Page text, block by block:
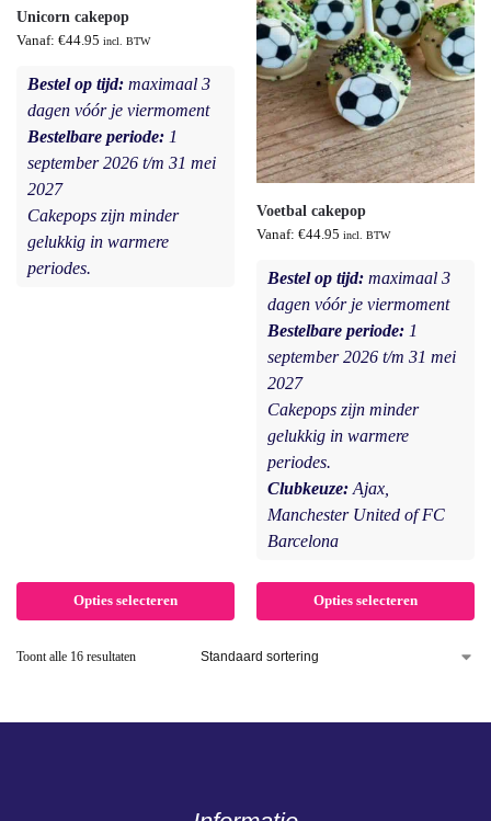
Unicorn cakepop
Vanaf: €44.95 incl. BTW
Bestel op tijd: maximaal 3
dagen vóór je viermoment
Bestelbare periode: 1
september 2026 t/m 31 mei
2027
Cakepops zijn minder
gelukkig in warmere
periodes.
Opties selecteren
Voetbal cakepop
Vanaf: €44.95 incl. BTW
Bestel op tijd: maximaal 3
dagen vóór je viermoment
Bestelbare periode: 1
september 2026 t/m 31 mei
2027
Cakepops zijn minder
gelukkig in warmere
periodes.
Clubkeuze: Ajax,
Manchester United of FC
Barcelona
Opties selecteren
Toont alle 16 resultaten